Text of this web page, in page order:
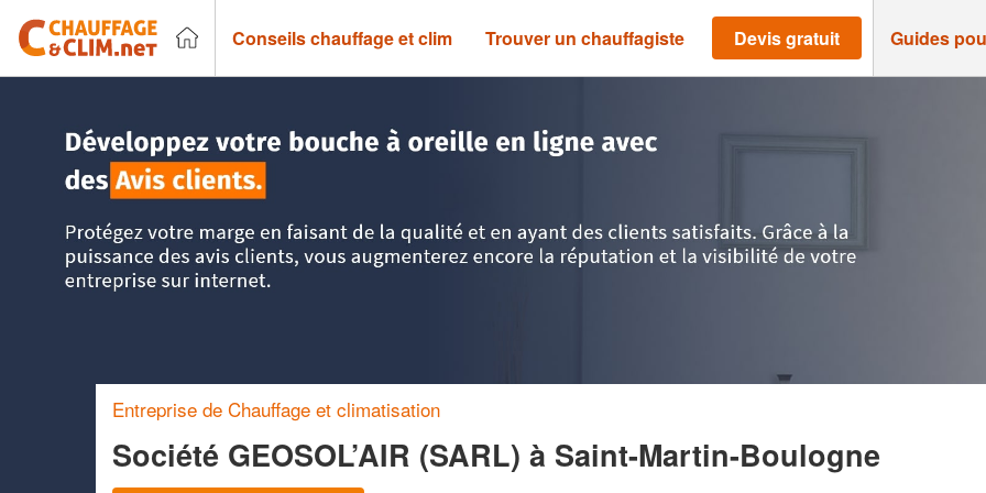
Conseils chauffage et clim Trouver un chauffagiste Devis gratuit Guides
Entreprise de Chauffage et climatisation
Société GEOSOL’AIR (SARL) à Saint-Martin-Boulogne